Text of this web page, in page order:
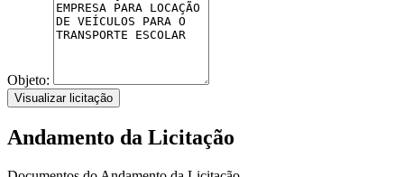
Objeto:
Visualizar licitação
Andamento da Licitação